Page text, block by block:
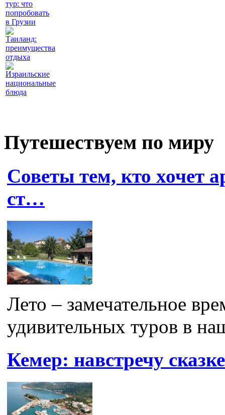
тур: что
попробовать
в Грузии
Таиланд:
преимущества
отдыха
Израильские
национальные
блюда
Путешествуем по миру
Советы тем, кто хочет
ст…
Лето – замечательное
удивительных туров в
Кемер: навстречу сказке